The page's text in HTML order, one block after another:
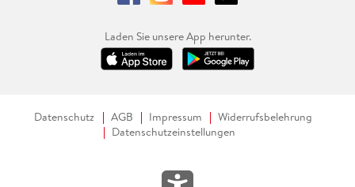
Laden Sie unsere App herunter.
Datenschutz AGB Impressum
Widerrufsbelehrung
Datenschutzeinstellungen